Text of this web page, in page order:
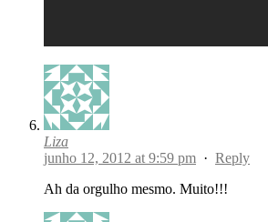
Liza
junho 12, 2012 at 9:59 pm · Reply
Ah da orgulho mesmo. Muito!!!